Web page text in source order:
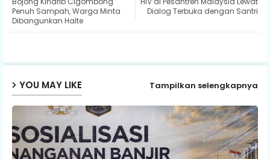
Dialog Terbuka dengan Santri
Penuh Sampah, Warga Minta
Dibangunkan Halte
YOU MAY LIKE Tampilkan selengkapnya